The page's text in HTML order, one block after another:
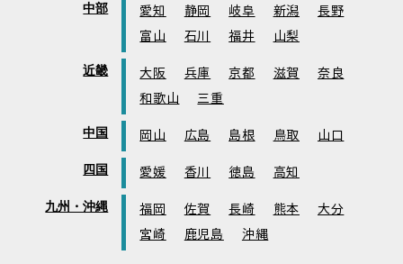
中部 愛知 静岡 岐阜 新潟
長野
富山
石川 福井 山梨
近畿 大阪 兵庫 京都 滋賀
奈良
和歌山
三重
中国 岡山 広島 島根 鳥取 山口
四国 愛媛 香川 徳島 高知
九州・沖縄 福岡 佐賀 長崎 熊本
大分
宮崎
鹿児島 沖縄